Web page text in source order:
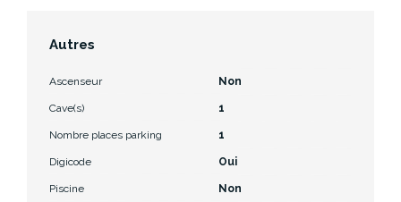
Autres
Ascenseur Non
Cave(s) 1
Nombre places parking 1
Digicode Oui
Piscine Non